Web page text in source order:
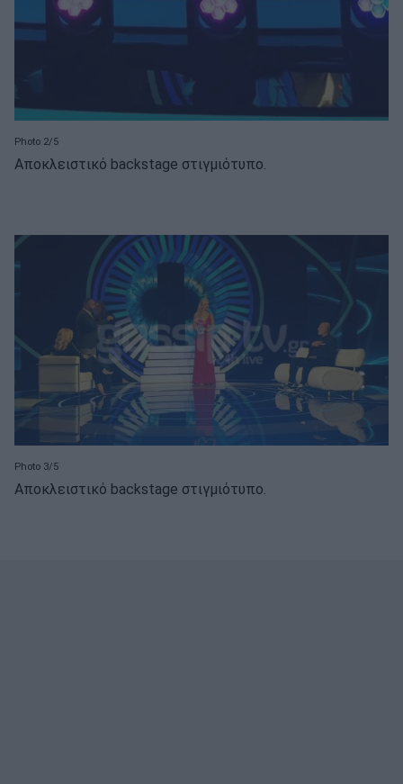
Photo 2/5
Αποκλειστικό backstage στιγμιότυπο.
Photo 3/5
Αποκλειστικό backstage στιγμιότυπο.